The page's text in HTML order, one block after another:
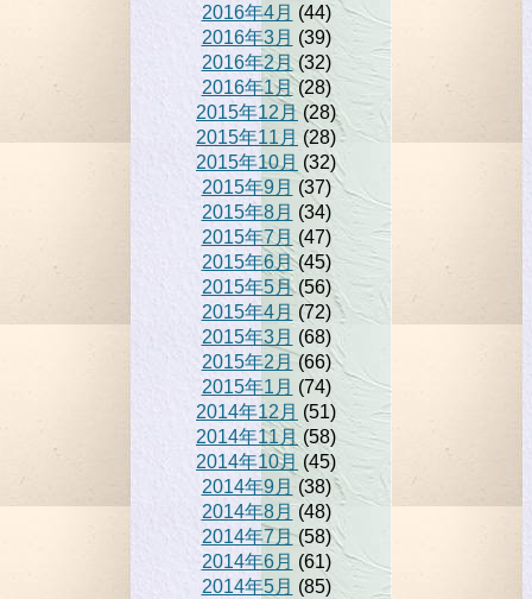
2016年4月 (44)
2016年3月 (39)
2016年2月(32)
2016年1月(28)
2015年12月 (28)
2015年11月 (28)
2015年10月 (32)
2015年9月 (37)
2015年8月 (34)
2015年7月 (47)
2015年6月(45)
2015年5月(56)
2015年4月 (72)
2015年3月 (68)
2015年2月 (66)
2015年1月 (74)
2014年12月 (51)
2014年11月 (58)
2014年10月 (45)
2014年9月 (38)
2014年8月(48)
2014年7月(58)
2014年6月 (61)
2014年5月 (85)